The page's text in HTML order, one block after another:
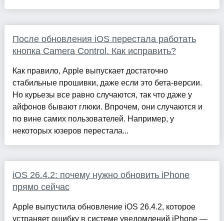
После обновления iOS перестала работать
кнопка Camera Control. Как исправить?
Как правило, Apple выпускает достаточно
стабильные прошивки, даже если это бета-версии.
Но курьезы все равно случаются, так что даже у
айфонов бывают глюки. Впрочем, они случаются и
по вине самих пользователей. Например, у
некоторых юзеров перестала...
iOS 26.4.2: почему нужно обновить iPhone
прямо сейчас
Apple выпустила обновление iOS 26.4.2, которое
устраняет ошибку в системе уведомлений iPhone —